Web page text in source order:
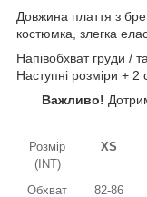
Довжина плаття з
костюмка, злегка
Напівобхват груди /
Наступні розміри + 2
Важливо!
Розмір
(INT)
XS
Обхват
82-86